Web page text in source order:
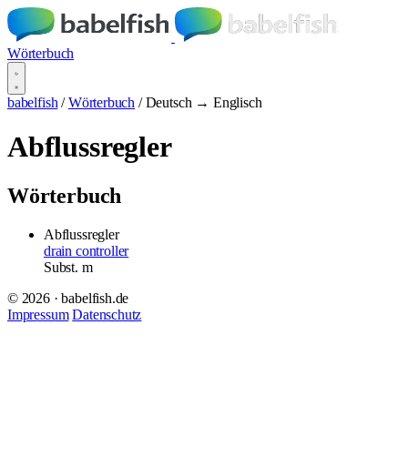
Wörterbuch
babelfish / Wörterbuch / Deutsch → Englisch
Abflussregler
Wörterbuch
Abflussregler
drain controller
Subst. m
© 2026 · babelfish.de
Impressum Datenschutz